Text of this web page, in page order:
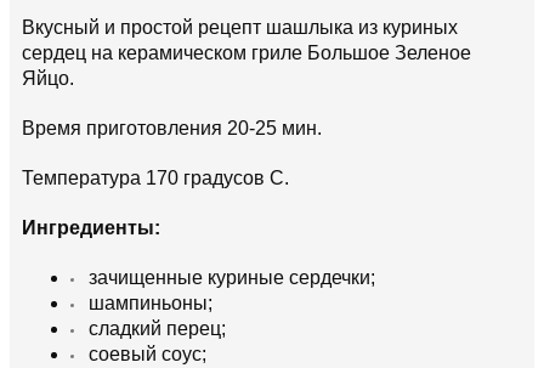
Вкусный и простой рецепт шашлыка из куриных
сердец на керамическом гриле Большое Зеленое
Яйцо.
Время приготовления 20-25 мин.
Температура 170 градусов С.
Ингредиенты:
зачищенные куриные сердечки;
шампиньоны;
сладкий перец;
соевый соус;